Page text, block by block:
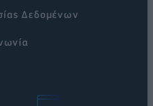
Δεδομένων